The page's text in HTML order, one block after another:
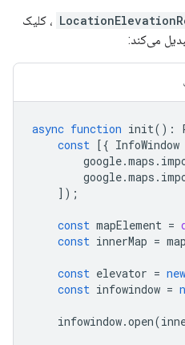
، کلیک
می‌کند:
async function init() :
const
[{ InfoWindow
google.maps .
google.maps .
]);
const mapElement =
const innerMap =
const elevator = new
const infowindow =
infowindow.open(